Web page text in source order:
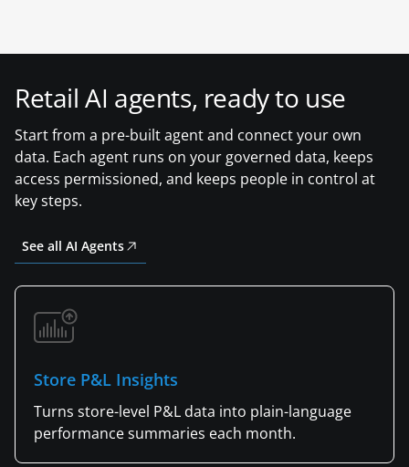
Retail AI agents, ready to use
Start from a pre-built agent and connect your own
data. Each agent runs on your governed data, keeps
access permissioned, and keeps people in control at
key steps.
See all AI Agents
Store P&L Insights
Turns store-level P&L data into plain-language
performance summaries each month.